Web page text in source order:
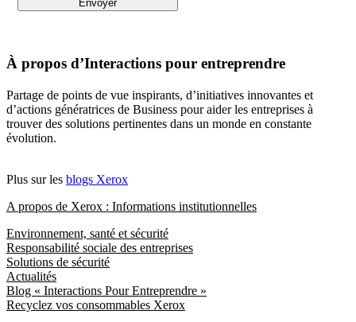
À propos d’Interactions pour entreprendre
Partage de points de vue inspirants, d’initiatives innovantes et
d’actions génératrices de Business pour aider les entreprises à
trouver des solutions pertinentes dans un monde en constante
évolution.
Plus sur les blogs Xerox
A propos de Xerox : Informations institutionnelles
Environnement, santé et sécurité
Responsabilité sociale des entreprises
Solutions de sécurité
Actualités
Blog « Interactions Pour Entreprendre »
Recyclez vos consommables Xerox